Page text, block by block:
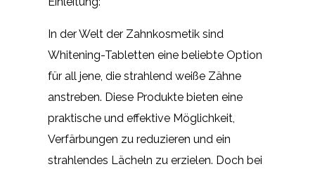
In der Welt der Zahnkosmetik sind
Whitening-Tabletten eine beliebte Option
für all jene, die strahlend weiße Zähne
anstreben. Diese Produkte bieten eine
praktische und effektive Möglichkeit,
Verfärbungen zu reduzieren und ein
strahlendes Lächeln zu erzielen. Doch bei